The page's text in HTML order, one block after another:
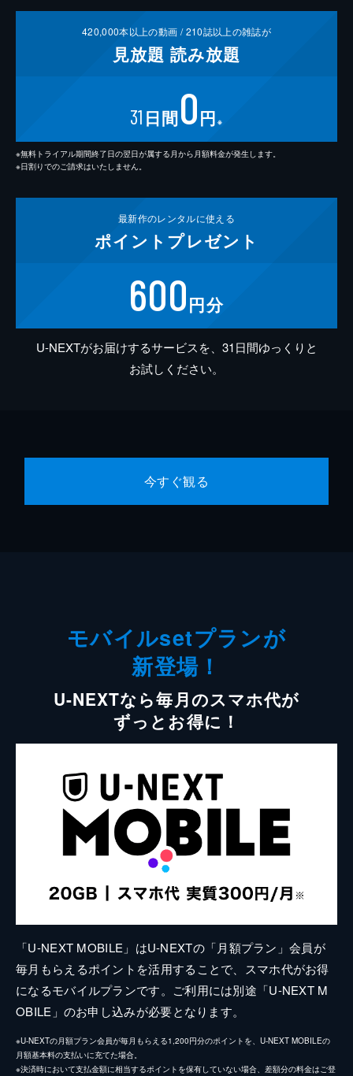
420,000本以上の動画 /210誌以上の雑誌が
見放題 読み放題
31 日間0円 ※
※無料トライアル期間終了日の翌日が属する月から月額料金が発生します。
※日割りでのご請求はいたしません。
最新作のレンタルに使える
ポイント プレゼント
600円分
U-NEXTがお届けするサービスを、31日間ゆっくりと
お試しください。
今すぐ観る
モバイルsetプランが
新登場！
U-NEXTなら毎月のスマホ代が
ずっとお得に！
「U-NEXT MOBILE」はU-NEXTの「月額プラン」会員が
毎月もらえるポイントを活用することで、スマホ代がお得
になるモバイルプランです。ご利用には別途「U-NEXT M
OBILE」のお申し込みが必要となります。
※U-NEXTの月額プラン会員が毎月もらえる1,200円分のポイントを、U-NEXT MOBILEの
月額基本料の支払いに充てた場合。
※決済時において支払金額に相当するポイントを保有していない場合、差額分の料金はご登